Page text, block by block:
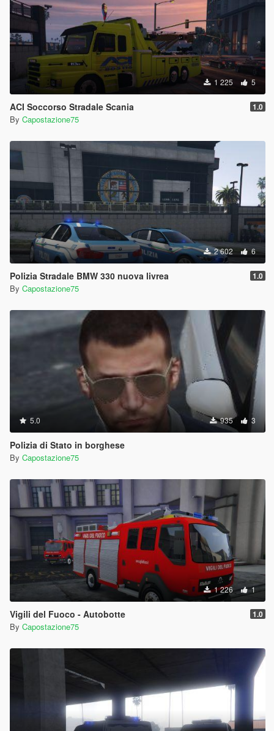
1 225 5
ACI Soccorso Stradale Scania 1.0
By Capostazione75
2 602 6
Polizia Stradale BMW 330 nuova livrea 1.0
By Capostazione75
5.0 935 3
Polizia di Stato in borghese
By Capostazione75
1 226 1
Vigili del Fuoco - Autobotte 1.0
By Capostazione75